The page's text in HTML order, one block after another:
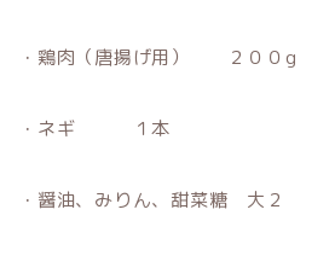
・鶏肉（唐揚げ用） ２００g
・ネギ １本
・醤油、みりん、甜菜糖 大２